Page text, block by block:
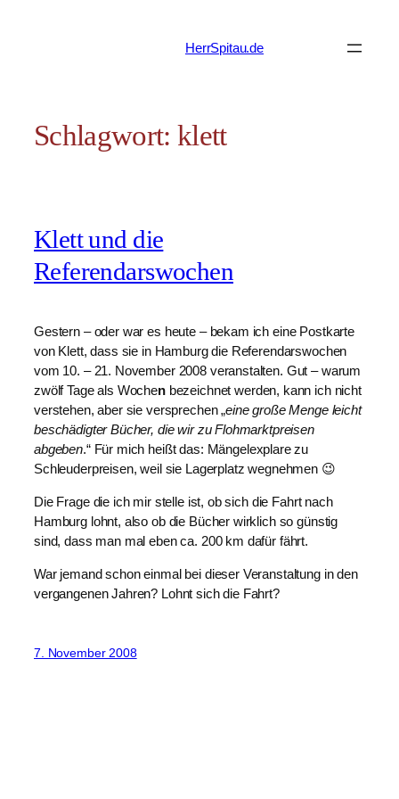
HerrSpitau.de
Schlagwort:klett
Klett und die
Referendarswochen
Gestern – oder war es heute – bekam ich eine Postkarte
von Klett, dass sie in Hamburg die Referendarswochen
vom 10. – 21. November 2008 veranstalten. Gut – warum
zwölf Tage als Wochenbezeichnet werden, kann ich nicht
verstehen, aber sie versprechen „eine große Menge leicht
beschädigter Bücher, die wir zu Flohmarktpreisen
abgeben.“ Für mich heißt das: Mängelexplare zu
Schleuderpreisen, weil sie Lagerplatz wegnehmen 😉
Die Frage die ich mir stelle ist, ob sich die Fahrt nach
Hamburg lohnt, also ob die Bücher wirklich so günstig
sind, dass man mal eben ca. 200 km dafür fährt.
War jemand schon einmal bei dieser Veranstaltung in den
vergangenen Jahren? Lohnt sich die Fahrt?
7. November 2008